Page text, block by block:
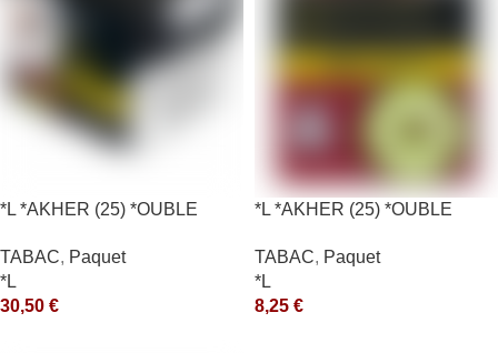
*L *AKHER (25) *OUBLE
TABAC, Paquet
*L
30,50 €
*L *AKHER (25) *OUBLE
TABAC, Paquet
*L
8,25 €